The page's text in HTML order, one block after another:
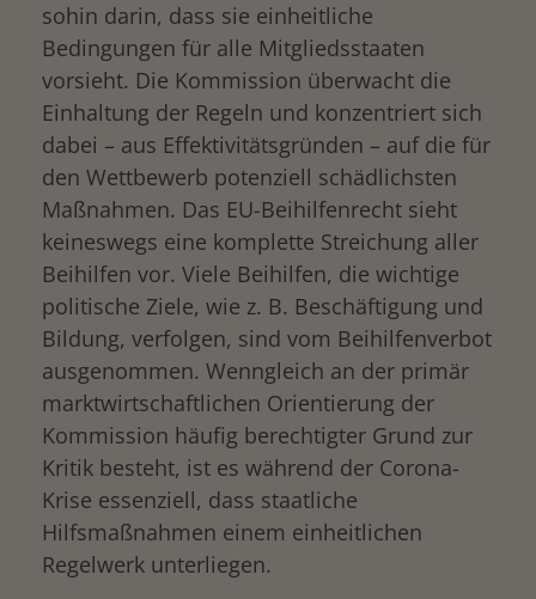
sohin darin, dass sie einheitliche
Bedingungen für alle Mitgliedsstaaten
vorsieht. Die Kommission überwacht die
Einhaltung der Regeln und konzentriert sich
dabei – aus Effektivitätsgründen – auf die für
den Wettbewerb potenziell schädlichsten
Maßnahmen. Das EU-Beihilfenrecht sieht
keineswegs eine komplette Streichung aller
Beihilfen vor. Viele Beihilfen, die wichtige
politische Ziele, wie z. B. Beschäftigung und
Bildung, verfolgen, sind vom Beihilfenverbot
ausgenommen. Wenngleich an der primär
marktwirtschaftlichen Orientierung der
Kommission häufig berechtigter Grund zur
Kritik besteht, ist es während der Corona-
Krise essenziell, dass staatliche
Hilfsmaßnahmen einem einheitlichen
Regelwerk unterliegen.